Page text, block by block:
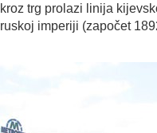
kroz trg prolazi linija
ruskoj imperiji (započet